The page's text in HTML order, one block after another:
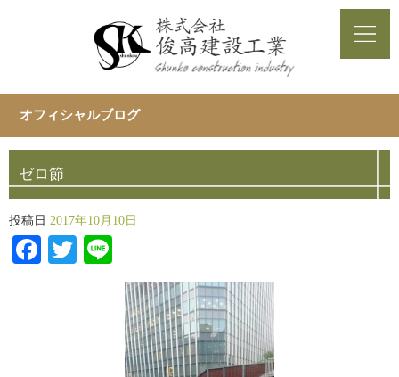
オフィシャルブログ
ゼロ節
投稿日 2017年10月10日
Facebook
Twitter